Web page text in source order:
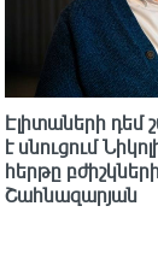
Էլիտաների դեմ
է սնուցում
հերթը
Շահնազարյան